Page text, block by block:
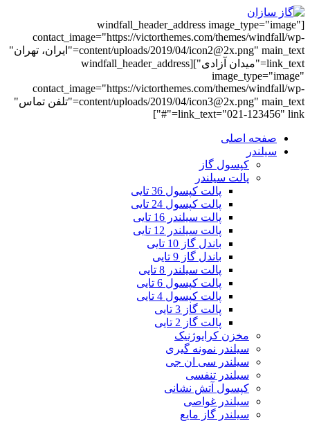
[windfall_header_address image_type="image"
contact_image="https://victorthemes.com/themes/windfall/wp-
content/uploads/2019/04/icon2@2x.png" main_text="ایران، تهران"
link_text="میدان آزادی"][windfall_header_address
image_type="image"
contact_image="https://victorthemes.com/themes/windfall/wp-
content/uploads/2019/04/icon3@2x.png" main_text="تلفن تماس"
link_text="021-123456" link="#"]
صفحه اصلی
سیلندر
کپسول گاز
پالت سیلندر
پالت کپسول 36 تایی
پالت کپسول 24 تایی
پالت سیلندر 16 تایی
پالت سیلندر 12 تایی
باندل گاز 10 تایی
باندل گاز 9 تایی
پالت سیلندر 8 تایی
پالت کپسول 6 تایی
پالت کپسول 4 تایی
پالت گاز 3 تایی
پالت گاز 2 تایی
مخزن کرایوژنیک
سیلندر نمونه گیری
سیلندر سی ان جی
سیلندر تنفسی
کپسول آتش نشانی
سیلندر غواصی
سیلندر گاز مایع